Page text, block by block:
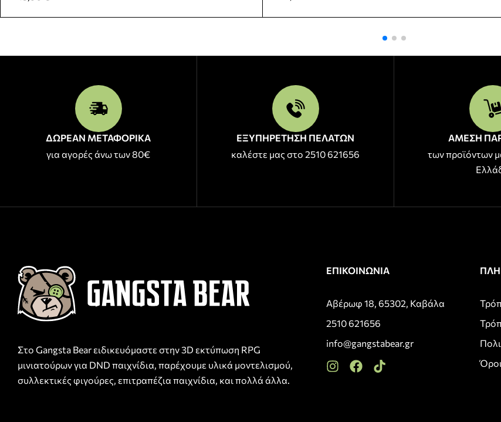
ΔΩΡΕΑΝ ΜΕΤΑΦΟΡΙΚΑ
για αγορές άνω των 80€
ΕΞΥΠΗΡΕΤΗΣΗ ΠΕΛΑΤΩΝ
καλέστε μας στο 2510 621656
ΑΜΕΣΗ
των προϊόντων
Στο Gangsta Bear ειδικευόμαστε στην 3D εκτύπωση RPG
μινιατούρων για DND παιχνίδια, παρέχουμε υλικά μοντελισμού,
συλλεκτικές φιγούρες, επιτραπέζια παιχνίδια, και πολλά άλλα.
ΕΠΙΚΟΙΝΩΝΙΑ
Αβέρωφ 18, 65302, Καβάλα
2510 621656
info@gangstabear.gr